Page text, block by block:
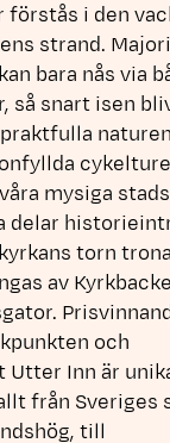
förstås i den
strand.
bara nås via
så snart isen
mysiga
delar
torn
av
och
Inn är
från Sveriges
till